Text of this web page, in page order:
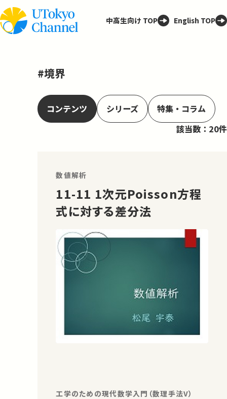
中高生向け TOP English TOP
#境界
コンテンツ シリーズ
特集・コラム
該当数：20件
数値解析
11-11 1次元Poisson方程
式に対する差分法
工学のための現代数学入門（数理手法V）